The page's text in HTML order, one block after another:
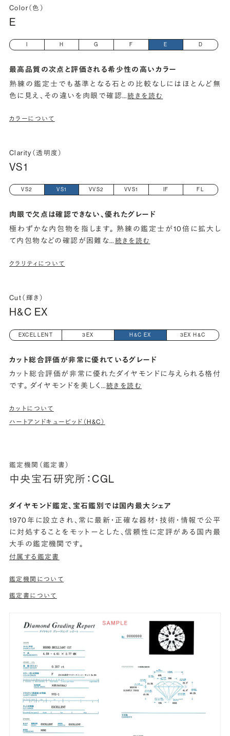
Color（色）
E
I H G F E D
最高品質の次点と評価される希少性の高いカラー
熟練の鑑定士でも基準となる石との比較なしにはほとんど無
色に見え、その違いを肉眼で確認…続きを読む
カラーについて
Clarity（透明度）
VS1
VS2 VS1 VVS2 VVS1 IF FL
肉眼で欠点は確認できない、優れたグレード
極わずかな内包物を指します。 熟練の鑑定士が10倍に拡大し
て内包物などの確認が困難な…続きを読む
クラリティについて
Cut（輝き）
H&C EX
EXCELLENT 3EX H&C EX 3EX H&C
カット総合評価が非常に優れているグレード
カット総合評価が非常に優れたダイヤモンドに与えられる格付
です。 ダイヤモンドを美しく…続きを読む
カットについて
ハートアンドキューピッド（H&C）
鑑定機関（鑑定書）
中央宝石研究所：CGL
ダイヤモンド鑑定、宝石鑑別では国内最大シェア
1970年に設立され、常に最新・正確な器材・技術・情報で公平
に対処することをモットーとした、信頼性に定評がある国内最
大手の鑑定機関です。
付属する鑑定書
鑑定機関について
鑑定書について